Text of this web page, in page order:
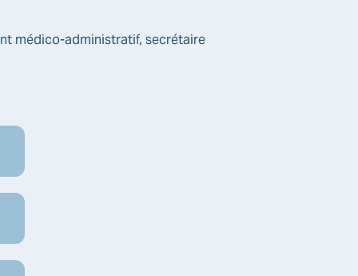
médico-administratif, secrétaire